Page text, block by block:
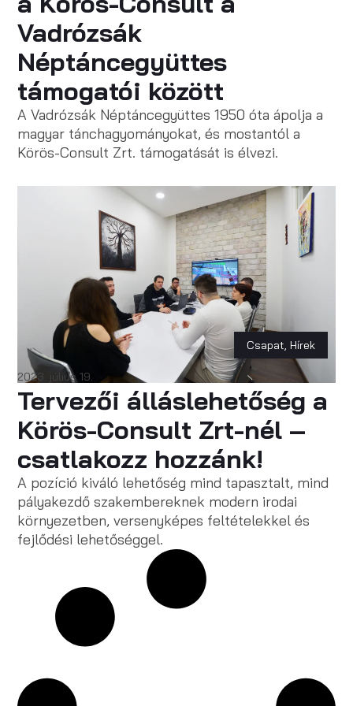
Vadrózsák
Néptáncegyüttes
támogatói között
A Vadrózsák Néptáncegyüttes 1950 óta ápolja a
magyar tánchagyományokat, és mostantól a
Körös-Consult Zrt. támogatását is élvezi.
Csapat, Hírek
2023. július 19.
Tervezői álláslehetőség a
Körös-Consult Zrt-nél –
csatlakozz hozzánk!
A pozíció kiváló lehetőség mind tapasztalt, mind
pályakezdő szakembereknek modern irodai
környezetben, versenyképes feltételekkel és
fejlődési lehetőséggel.